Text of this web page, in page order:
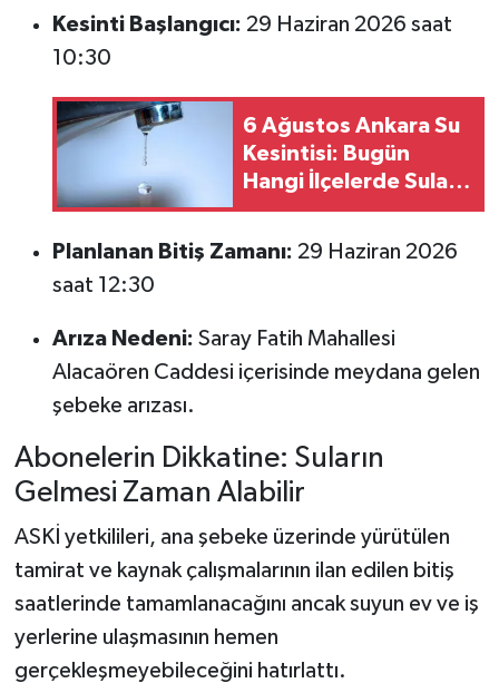
Kesinti Başlangıcı: 29 Haziran 2026 saat
10:30
6 Ağustos Ankara Su
Kesintisi: Bugün
Hangi İlçelerde Sular
Kesik Olacak? (ASKİ
Kesinti Listesi)
Planlanan Bitiş Zamanı: 29 Haziran 2026
saat 12:30
Arıza Nedeni: Saray Fatih Mahallesi
Alacaören Caddesi içerisinde meydana gelen
şebeke arızası.
Abonelerin Dikkatine: Suların
Gelmesi Zaman Alabilir
ASKİ yetkilileri, ana şebeke üzerinde yürütülen
tamirat ve kaynak çalışmalarının ilan edilen bitiş
saatlerinde tamamlanacağını ancak suyun ev ve iş
yerlerine ulaşmasının hemen
gerçekleşmeyebileceğini hatırlattı.